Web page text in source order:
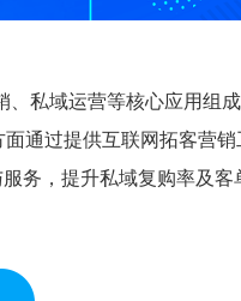
私域运营等核心应用组
通过提供互联网拓客营
务，提升私域复购率及客